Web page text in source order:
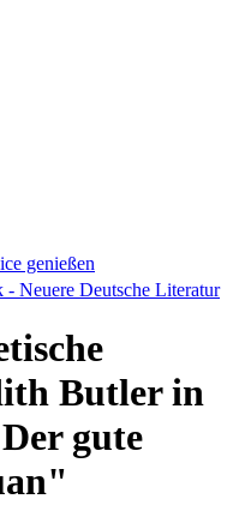
genießen
- Neuere Deutsche Literatur
Butler in
gute